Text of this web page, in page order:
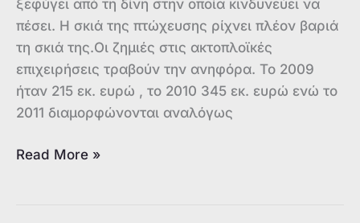
ξεφύγει από τη δίνη στην οποία κινδυνεύει να
πέσει. Η σκιά της πτώχευσης ρίχνει πλέον βαριά
τη σκιά της.Οι ζημιές στις ακτοπλοϊκές
επιχειρήσεις τραβούν την ανηφόρα. Το 2009
ήταν 215 εκ. ευρώ , το 2010 345 εκ. ευρώ ενώ το
2011 διαμορφώνονται αναλόγως
ΑΚΤΟΠΛΟΪΑ:
Read More »